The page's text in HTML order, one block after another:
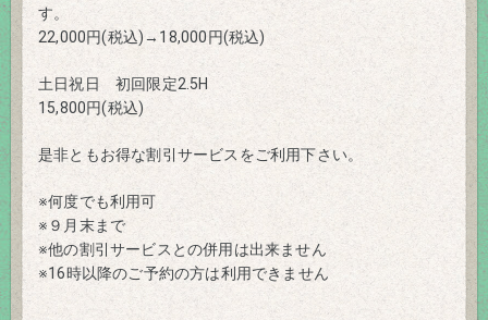
す。
22,000円(税込)→18,000円(税込)
土日祝日 初回限定2.5H
15,800円(税込)
是非ともお得な割引サービスをご利用下さい。
※何度でも利用可
※９月末まで
※他の割引サービスとの併用は出来ません
※16時以降のご予約の方は利用できません